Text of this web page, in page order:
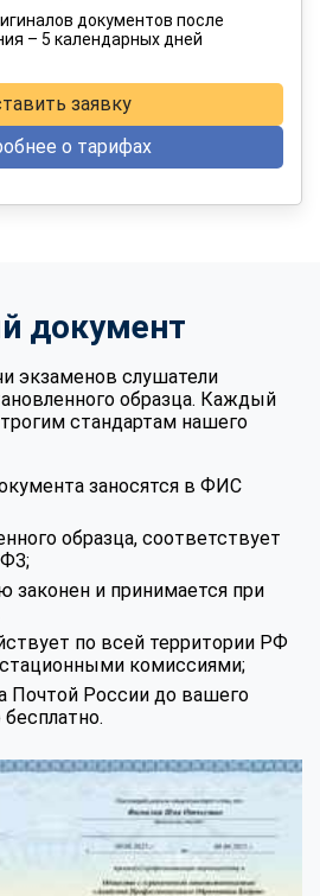
рассрочку на 12 месяцев
документов после
– 5 календарных дней
заявку
о тарифах
документ
экзаменов слушатели
образца. Каждый
стандартам нашего
заносятся в ФИС
образца, соответствует
законен и принимается при
по всей территории РФ
комиссиями;
Почтой России до вашего